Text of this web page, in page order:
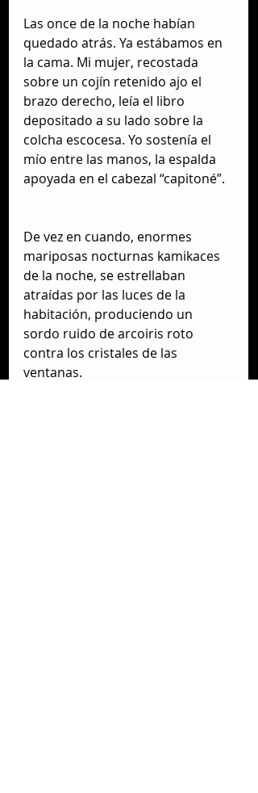
Las once de la noche habían
quedado atrás. Ya estábamos en
la cama. Mi mujer, recostada
sobre un cojín retenido ajo el
brazo derecho, leía el libro
depositado a su lado sobre la
colcha escocesa. Yo sostenía el
mío entre las manos, la espalda
apoyada en el cabezal “capitoné”.
De vez en cuando, enormes
mariposas nocturnas kamikaces
de la noche, se estrellaban
atraídas por las luces de la
habitación, produciendo un
sordo ruido de arcoiris roto
contra los cristales de las
ventanas.